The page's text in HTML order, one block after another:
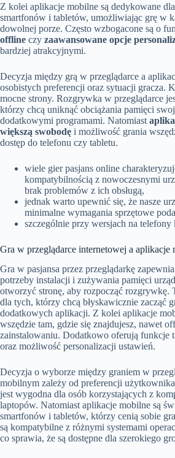
Z kolei aplikacje mobilne są dedykowane
smartfonów i tabletów, umożliwiając grę w
dowolnej porze. Często wzbogacone są o
offline czy zaawansowane opcje
bardziej atrakcyjnymi.
Decyzja między grą w przeglądarce a
osobistych preferencji oraz sytuacji gracza.
mocne strony. Rozgrywka w przeglądarce
którzy chcą uniknąć obciążania pamięci
dodatkowymi programami. Natomiast
większą swobodę i możliwość grania
dostęp do telefonu czy tabletu.
wiele gier pasjans online
kompatybilnością z nowoczesnymi
brak problemów z ich obsługą,
jednak warto upewnić się, że nasze
minimalne wymagania sprzętowe
szczególnie przy wersjach na
Gra w przeglądarce internetowej a aplikacje
Gra w pasjansa przez przeglądarkę
potrzeby instalacji i zużywania pamięci
otworzyć stronę, aby rozpocząć rozgrywkę.
dla tych, którzy chcą błyskawicznie zacząć
dodatkowych aplikacji. Z kolei aplikacje
wszędzie tam, gdzie się znajdujesz, nawet
zainstalowaniu. Dodatkowo oferują funkcje
oraz możliwość personalizacji ustawień.
Decyzja o wyborze między graniem w
mobilnym zależy od preferencji
jest wygodna dla osób korzystających z
laptopów. Natomiast aplikacje mobilne są
smartfonów i tabletów, którzy cenią sobie
są kompatybilne z różnymi systemami
co sprawia, że są dostępne dla szerokiego